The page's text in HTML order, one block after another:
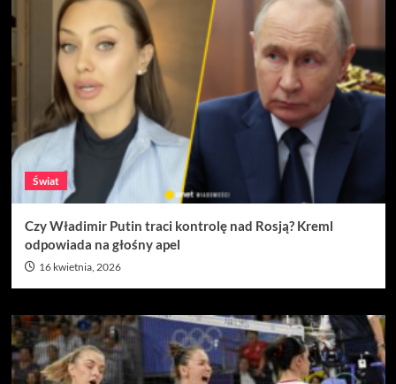
Świat
Czy Władimir Putin traci kontrolę nad Rosją? Kreml
odpowiada na głośny apel
16 kwietnia, 2026